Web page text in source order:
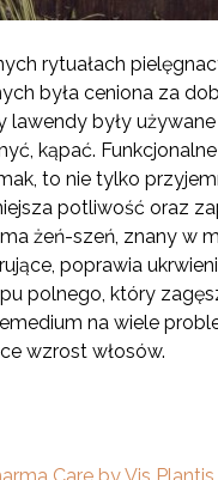
rytuałach
była ceniona za
lawendy były
kąpać.
to nie tylko
potliwość oraz
żeń-szeń, znany w
poprawia
polnego, który
na wiele
wzrost włosów.